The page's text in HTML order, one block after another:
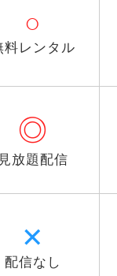
○
料レンタル
◎
見放題配信
✕
配信なし